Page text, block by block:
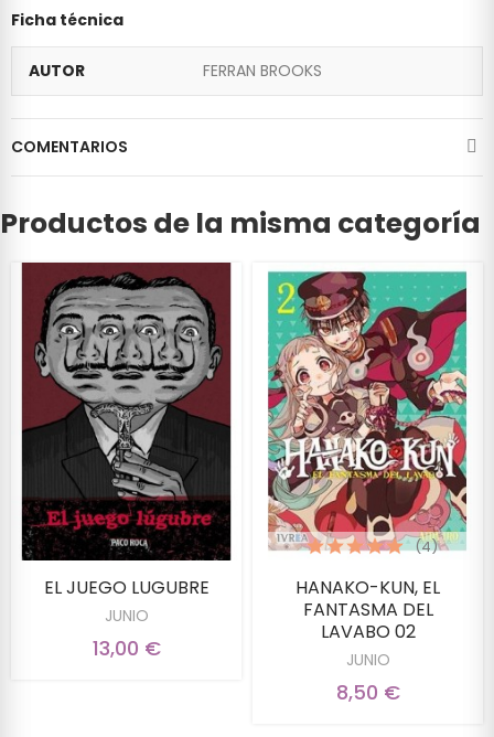
Ficha técnica
AUTOR FERRAN BROOKS
COMENTARIOS
Productos de la misma categoría
EL JUEGO LUGUBRE
JUNIO
13,00 €
HANAKO-KUN, EL
FANTASMA DEL
LAVABO 02
JUNIO
(4)
8,50 €